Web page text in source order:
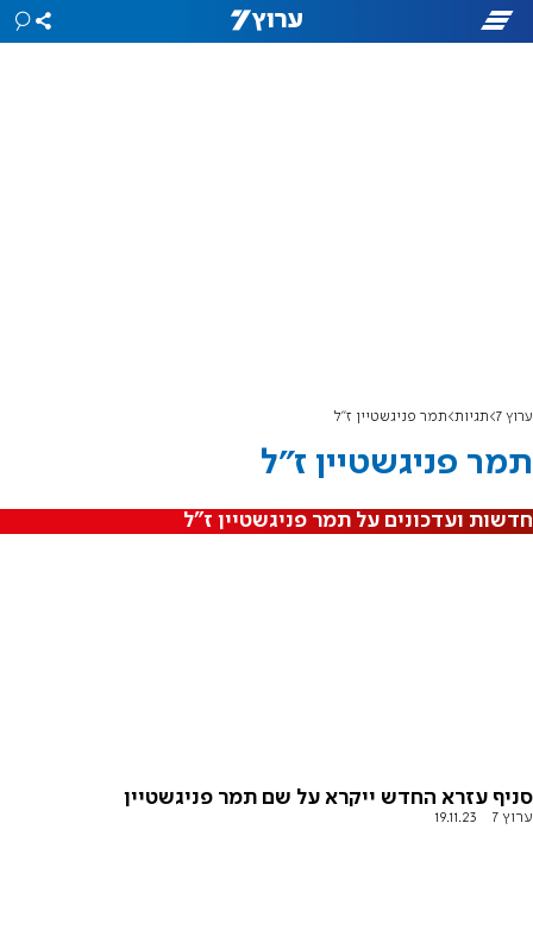
ערוץ 7 תגיות תמר פניגשטיין ז"ל
תמר פניגשטיין ז"ל
חדשות ועדכונים על תמר פניגשטיין ז"ל
סניף עזרא החדש ייקרא על שם תמר פניגשטיין
ערוץ 7 19.11.23